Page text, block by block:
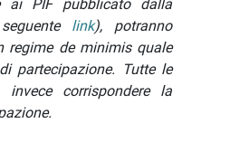
ai PIF pubblicato dalla
link), potranno
regime de minimis quale
partecipazione. Tutte le
invece corrispondere la